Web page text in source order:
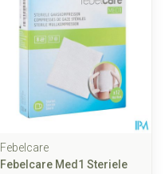
Febelcare
Febelcare Med1 Steriele